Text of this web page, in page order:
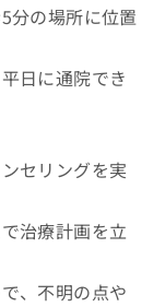
分の場所に位置
日に通院でき
セリングを実
治療計画を立
、不明の点や